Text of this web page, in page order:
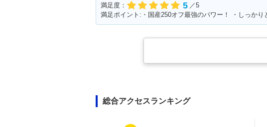
満足度：
5 ／5
総合アクセスランキング